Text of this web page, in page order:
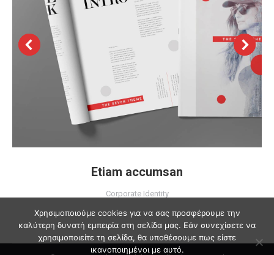
Etiam accumsan
Corporate Identity
Χρησιμοποιούμε cookies για να σας προσφέρουμε την
καλύτερη δυνατή εμπειρία στη σελίδα μας. Εάν συνεχίσετε να
χρησιμοποιείτε τη σελίδα, θα υποθέσουμε πως είστε
ικανοποιημένοι με αυτό.